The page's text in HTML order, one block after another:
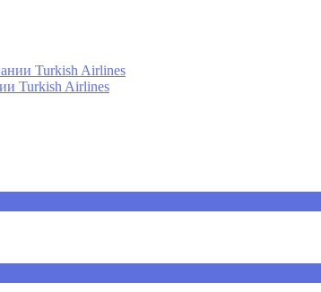
Turkish Airlines
Turkish Airlines